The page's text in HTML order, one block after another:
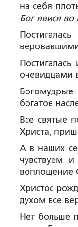
на себя
Бог явися во
очевидцами
богатое
Все святые
Христа,
А в наших
чувствуем
воплощение
Христос
духом все
Нет больше